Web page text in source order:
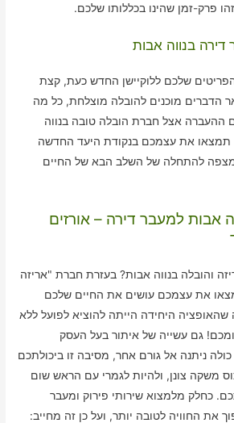
פרק-זמן שהינו בכללותו שלכם.
בנווה אבות
שלכם ללוקיישן החדש כעת, קצת
הדברים מוכנים להובלה מוצלחת, כל מה
ההעברה אצל חברת הובלה טובה בנווה
תמצאו את עצמכם בנקודת היעד החדשה
להתחלה של השלב הבא של החיים
אבות למעבר דירה – אורזים
והובלה בנווה אבות? בעזרת חברת "אריזה
את עצמכם עושים את החיים שלכם
שהאופציה היחידה הייתה להוציא לפועל ללא
גם עשייה של איתור בעל העסק
ניתנה אל גורם אחר, מסיבה זו ביכולתכם
משקה צונן, ולהיות לגמרי עם הראש שום
כחלק מלמצוא שירותי פירוק ומעבר
את החוויה לטובה יותר, ועל כן זה מחייב: